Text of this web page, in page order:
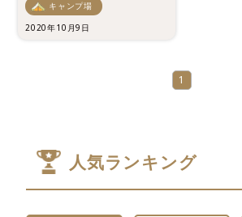
グ」 を発表！
キャンプ場
2020年10月9日
1
人気ランキング